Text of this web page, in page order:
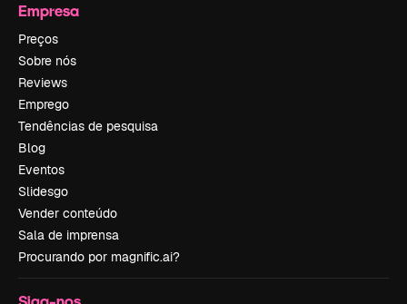
Empresa
Preços
Sobre nós
Reviews
Emprego
Tendências de pesquisa
Blog
Eventos
Slidesgo
Vender conteúdo
Sala de imprensa
Procurando por magnific.ai?